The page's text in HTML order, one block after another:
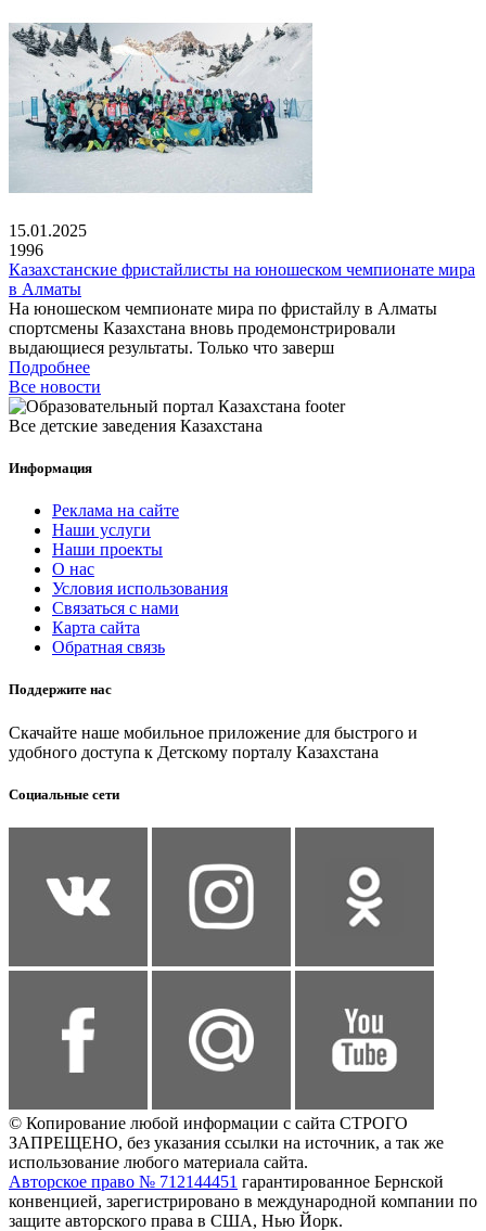
15.01.2025
1996
Казахстанские фристайлисты на юношеском чемпионате мира
в Алматы
На юношеском чемпионате мира по фристайлу в Алматы
спортсмены Казахстана вновь продемонстрировали
выдающиеся результаты. Только что заверш
Подробнее
Все новости
Все детские заведения Казахстана
Информация
Реклама на сайте
Наши услуги
Наши проекты
О нас
Условия использования
Связаться с нами
Карта сайта
Обратная связь
Поддержите нас
Скачайте наше мобильное приложение для быстрого и
удобного доступа к Детскому порталу Казахстана
Социальные сети
© Копирование любой информации с сайта СТРОГО
ЗАПРЕЩЕНО, без указания ссылки на источник, а так же
использование любого материала сайта.
Авторское право № 712144451 гарантированное Бернской
конвенцией, зарегистрировано в международной компании по
защите авторского права в США, Нью Йорк.